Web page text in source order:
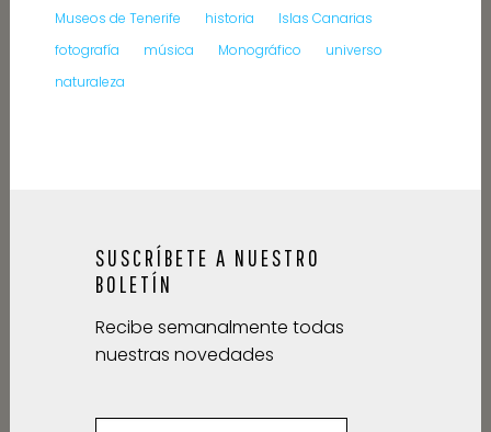
Museos de Tenerife
historia
Islas Canarias
fotografía
música Monográfico
universo
naturaleza
SUSCRÍBETE A NUESTRO
BOLETÍN
Recibe semanalmente todas
nuestras novedades